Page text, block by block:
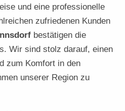
und eine professionelle
zufriedenen Kunden
bestätigen die
Wir sind stolz darauf, einen
zum Komfort in den
unserer Region zu